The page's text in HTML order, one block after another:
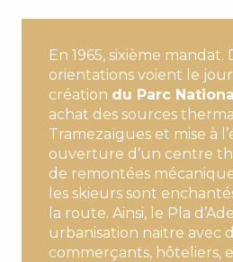
En 1965, sixième
orientations voient le
création du Parc
achat des sources
Tramezaïgues et mise à
ouverture d’un centre
de remontées
les skieurs sont
la route. Ainsi, le Pla
urbanisation naitre avec
commerçants, hôteliers,